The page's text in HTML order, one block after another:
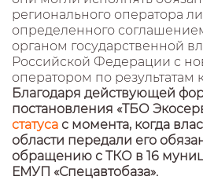
регионального оператора
определенного
органом государственной
Российской Федерации с
оператором по результатам
Благодаря действующей
постановления «ТБО
статуса с момента, когда
области передали его
обращению с ТКО в 16
ЕМУП «Спецавтобаза».